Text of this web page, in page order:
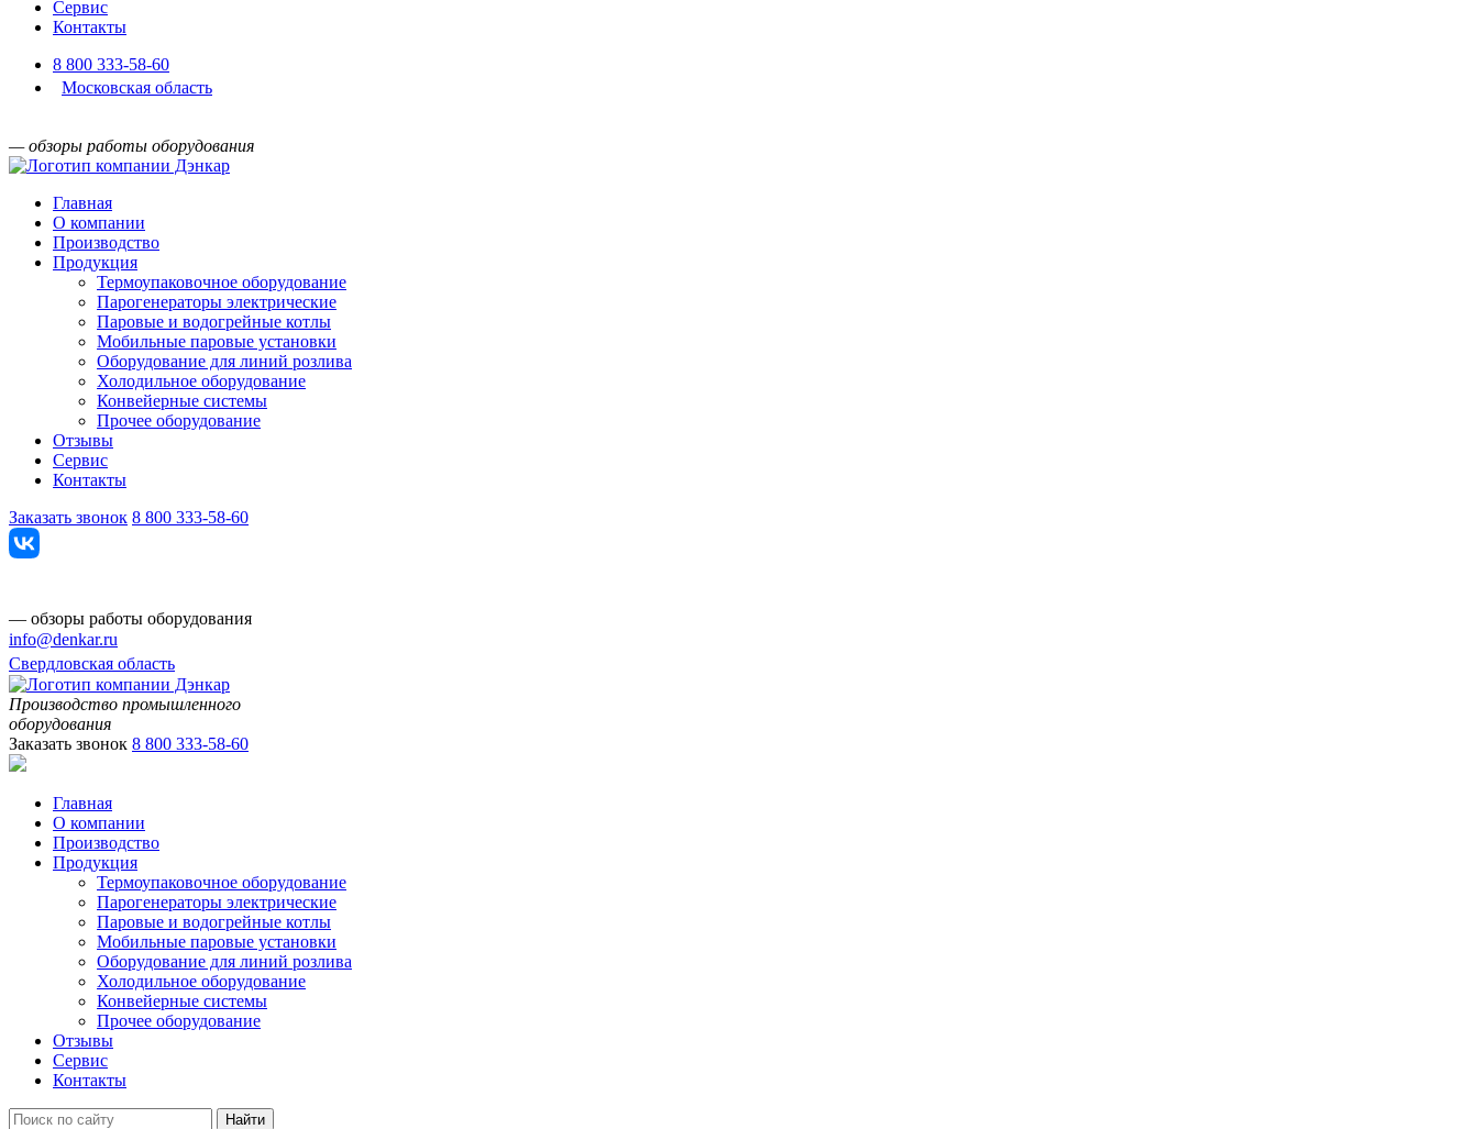
Сервис
Контакты
8 800 333-58-60
Московская область
— обзоры работы оборудования
Главная
О компании
Производство
Продукция
Термоупаковочное оборудование
Парогенераторы электрические
Паровые и водогрейные котлы
Мобильные паровые установки
Оборудование для линий розлива
Холодильное оборудование
Конвейерные системы
Прочее оборудование
Отзывы
Сервис
Контакты
Заказать звонок 8 800 333-58-60
— обзоры работы оборудования
info@denkar.ru
Свердловская область
Производство промышленного
оборудования
Заказать звонок 8 800 333-58-60
Главная
О компании
Производство
Продукция
Термоупаковочное оборудование
Парогенераторы электрические
Паровые и водогрейные котлы
Мобильные паровые установки
Оборудование для линий розлива
Холодильное оборудование
Конвейерные системы
Прочее оборудование
Отзывы
Сервис
Контакты